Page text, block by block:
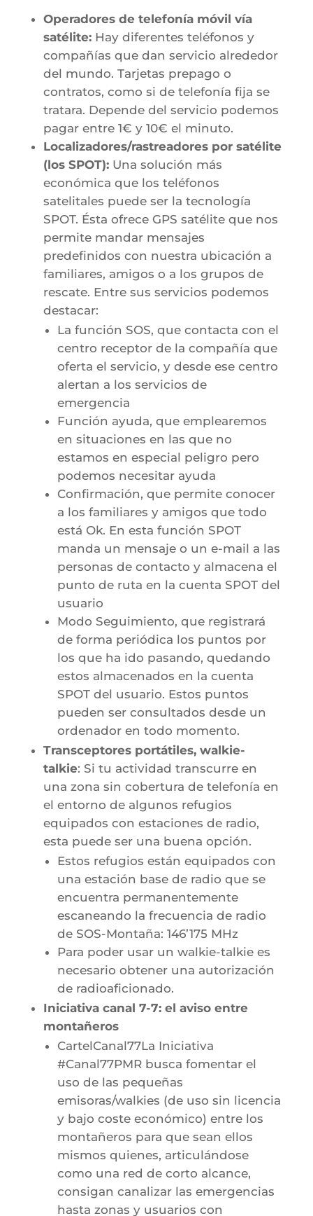
Operadores de telefonía móvil vía
satélite:Hay diferentes teléfonos y
compañías que dan servicio alrededor
del mundo. Tarjetas prepago o
contratos, como si de telefonía fija se
tratara. Depende del servicio podemos
pagar entre 1€ y 10€ el minuto.
Localizadores/rastreadores por satélite
(los SPOT):Una solución más
económica que los teléfonos
satelitales puede ser la tecnología
SPOT. Ésta ofrece GPS satélite que nos
permite mandar mensajes
predefinidos con nuestra ubicación a
familiares, amigos o a los grupos de
rescate. Entre sus servicios podemos
destacar:
La función SOS, que contacta con el
centro receptor de la compañía que
oferta el servicio, y desde ese centro
alertan a los servicios de
emergencia
Función ayuda, que emplearemos
en situaciones en las que no
estamos en especial peligro pero
podemos necesitar ayuda
Confirmación, que permite conocer
a los familiares y amigos que todo
está Ok. En esta función SPOT
manda un mensaje o un e-mail a las
personas de contacto y almacena el
punto de ruta en la cuenta SPOT del
usuario
Modo Seguimiento, que registrará
de forma periódica los puntos por
los que ha ido pasando, quedando
estos almacenados en la cuenta
SPOT del usuario. Estos puntos
pueden ser consultados desde un
ordenador en todo momento.
Transceptores portátiles, walkie-
talkie: Si tu actividad transcurre en
una zona sin cobertura de telefonía en
el entorno de algunos refugios
equipados con estaciones de radio,
esta puede ser una buena opción.
Estos refugios están equipados con
una estación base de radio que se
encuentra permanentemente
escaneando la frecuencia de radio
de SOS-Montaña: 146’175 MHz
Para poder usar un walkie-talkie es
necesario obtener una autorización
de radioaficionado.
Iniciativa canal 7-7: el aviso entre
montañeros
CartelCanal77La Iniciativa
#Canal77PMR busca fomentar el
uso de las pequeñas
emisoras/walkies (de uso sin licencia
y bajo coste económico) entre los
montañeros para que sean ellos
mismos quienes, articulándose
como una red de corto alcance,
consigan canalizar las emergencias
hasta zonas y usuarios con